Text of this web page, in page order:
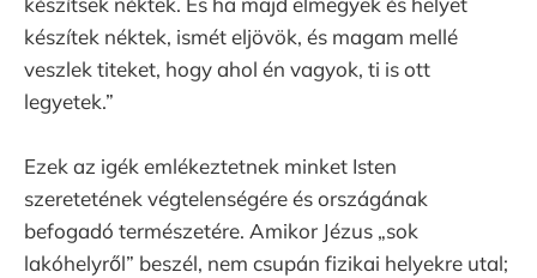
készítek néktek, ismét eljövök, és magam mellé
veszlek titeket, hogy ahol én vagyok, ti is ott
legyetek.”
Ezek az igék emlékeztetnek minket Isten
szeretetének végtelenségére és országának
befogadó természetére. Amikor Jézus „sok
lakóhelyről” beszél, nem csupán fizikai helyekre utal;